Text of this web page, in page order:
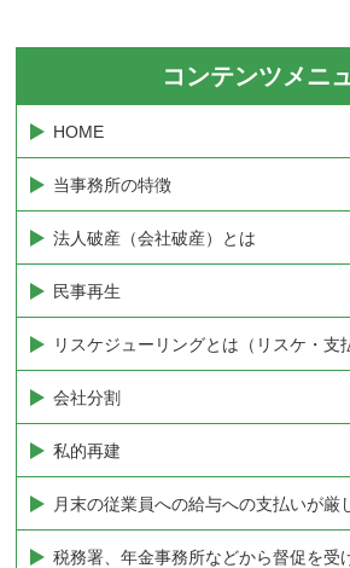
コンテンツメニ
HOME
当事務所の特徴
法人破産（会社破産）とは
民事再生
リスケジューリングとは（リスケ・支
会社分割
私的再建
月末の従業員への給与への支払いが厳
税務署、年金事務所などから督促を受